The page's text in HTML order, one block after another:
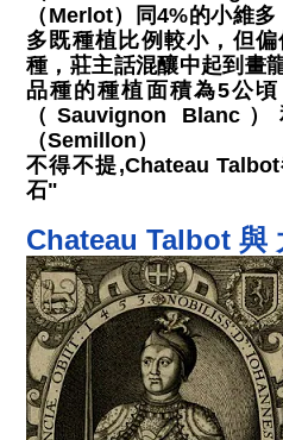
（Merlot）同4%的小維
多既種植比例較小，但
種，莊主話混釀中起到畫
品種的種植面積為5公
（Sauvignon Blanc
（Semillon）
不得不提,Chateau
石"
Chateau Talbot 與